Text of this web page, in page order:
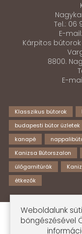
Tel.: 06
E-mail:
Kárpitos
8800.
E-
Klasszikus bútorok
budapesti bútor üzletek
kanapé
Kanizsa Bútorszalon
ülőgarnitúrák
étkezők
© Kanizsa
Weboldalunk
böngészésével